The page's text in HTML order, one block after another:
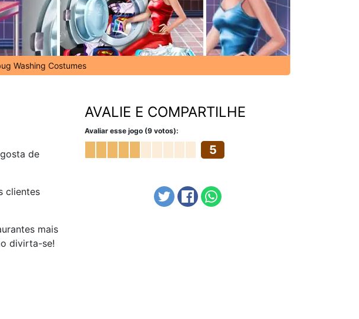
Washing Costumes
de
clientes
mais
divirta-se!
AVALIE E COMPARTILHE
Avaliar esse jogo (9 votos):
5